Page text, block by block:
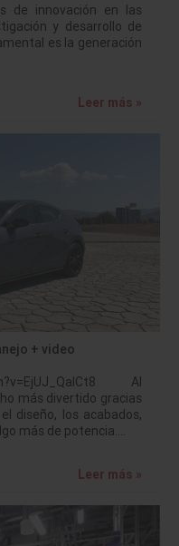
de innovación en las
y desarrollo de
es la generación
Leer más »
+ video
Al
más divertido gracias
diseño, los acabados,
más de potencia.…
Leer más »